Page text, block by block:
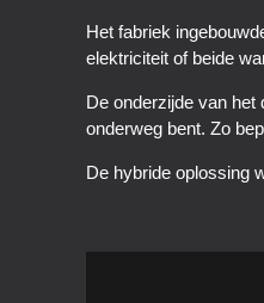
Het fabriek
elektriciteit of beide
De onderzijde van het
onderweg bent. Zo
De hybride oplossing